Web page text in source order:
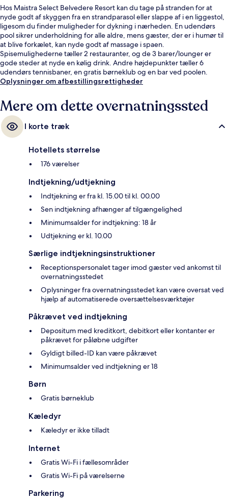
Hos Maistra Select Belvedere Resort kan du tage på stranden for at
nyde godt af skyggen fra en strandparasol eller slappe af i en liggestol,
ligesom du finder muligheder for dykning i nærheden. En udendørs
pool sikrer underholdning for alle aldre, mens gæster, der er i humør til
at blive forkælet, kan nyde godt af massage i spaen.
Spisemulighederne tæller 2 restauranter, og de 3 barer/lounger er
gode steder at nyde en kølig drink. Andre højdepunkter tæller 6
udendørs tennisbaner, en gratis børneklub og en bar ved poolen.
Oplysninger om afbestillingsrettigheder
Mere om dette overnatningssted
I korte træk
Hotellets størrelse
176 værelser
Indtjekning/udtjekning
Indtjekning er fra kl. 15.00 til kl. 00.00
Sen indtjekning afhænger af tilgængelighed
Minimumsalder for indtjekning: 18 år
Udtjekning er kl. 10.00
Særlige indtjekningsinstruktioner
Receptionspersonalet tager imod gæster ved ankomst til
overnatningsstedet
Oplysninger fra overnatningsstedet kan være oversat ved
hjælp af automatiserede oversættelsesværktøjer
Påkrævet ved indtjekning
Depositum med kreditkort, debitkort eller kontanter er
påkrævet for påløbne udgifter
Gyldigt billed-ID kan være påkrævet
Minimumsalder ved indtjekning er 18
Børn
Gratis børneklub
Kæledyr
Kæledyr er ikke tilladt
Internet
Gratis Wi-Fi i fællesområder
Gratis Wi-Fi på værelserne
Parkering